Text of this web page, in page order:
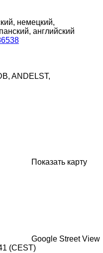
немецкий,
английский
ANDELST,
Показать карту
Google Street View
(CEST)